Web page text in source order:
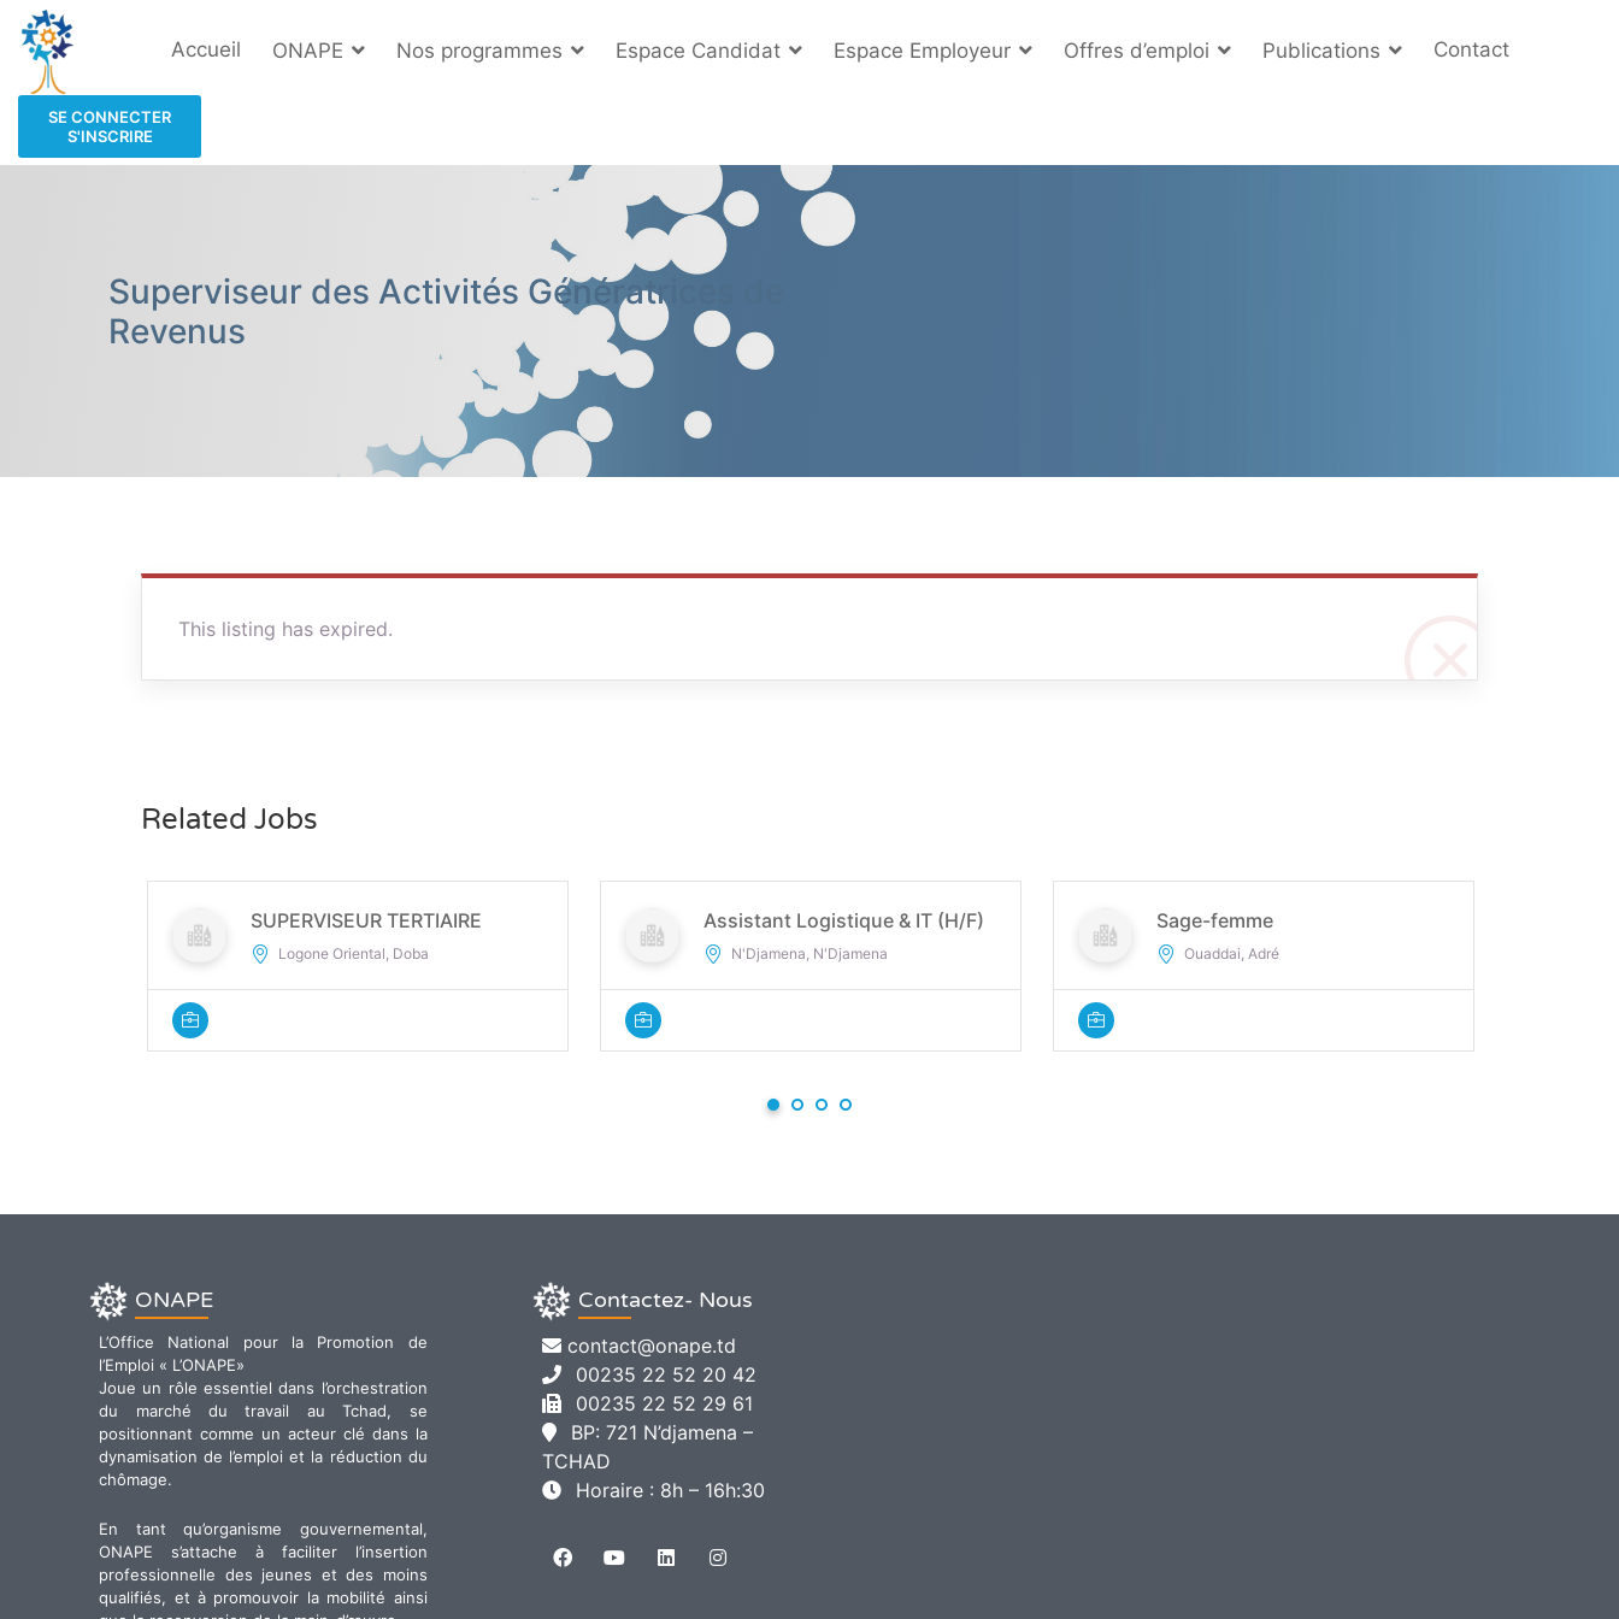
Accueil ONAPE Nos programmes Espace Candidat Espace Employeur Offres d’emploi Publications Contact
SE CONNECTER
S'INSCRIRE
Superviseur des Activités Génératrices de
Revenus
This listing has expired.
Related Jobs
SUPERVISEUR TERTIAIRE
Logone Oriental, Doba
Assistant Logistique & IT (H/F)
N'Djamena, N'Djamena
Sage-femme
Ouaddai, Adré
ONAPE
L’Office National pour la Promotion de
l’Emploi « L’ONAPE»
Joue un rôle essentiel dans l’orchestration
du marché du travail au Tchad, se
positionnant comme un acteur clé dans la
dynamisation de l’emploi et la réduction du
chômage.
En tant qu’organisme gouvernemental,
ONAPE s’attache à faciliter l’insertion
professionnelle des jeunes et des moins
qualifiés, et à promouvoir la mobilité ainsi
Contactez- Nous
contact@onape.td
00235 22 52 20 42
00235 22 52 29 61
BP: 721 N’djamena –
TCHAD
Horaire : 8h – 16h:30